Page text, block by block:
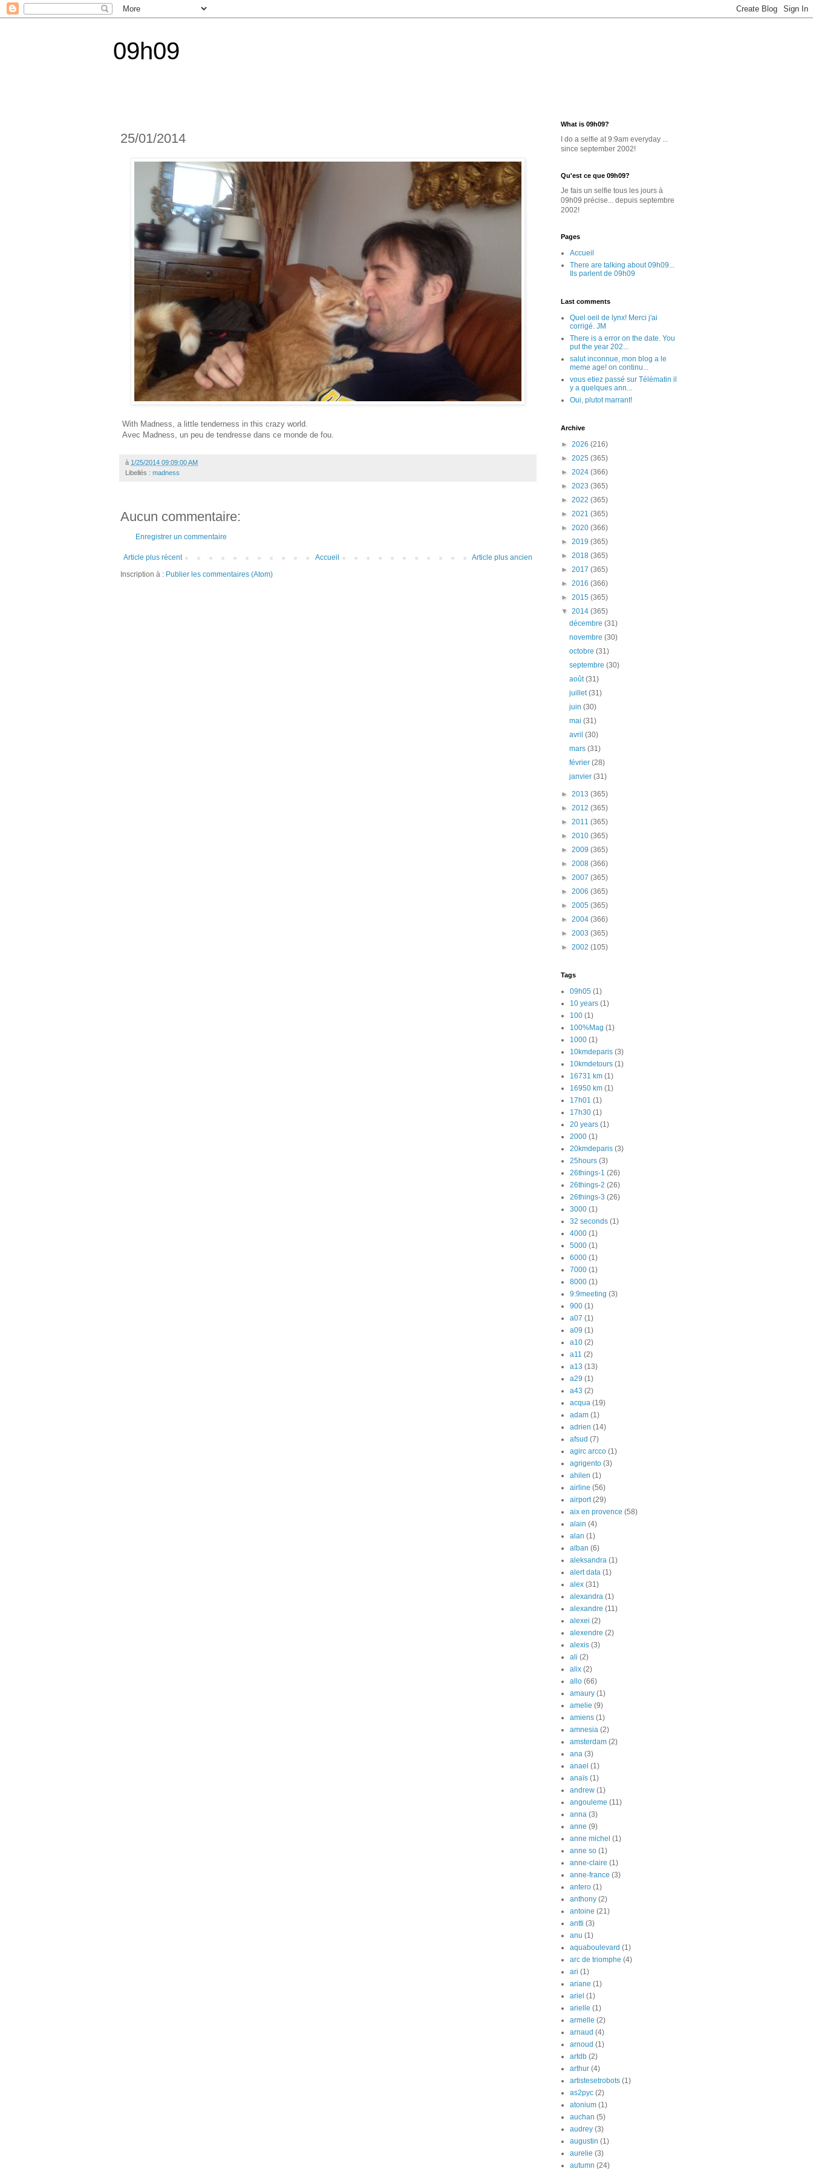
09h09
25/01/2014
With Madness, a little tenderness in this crazy world.
Avec Madness, un peu de tendresse dans ce monde de fou.
à 1/25/2014 09:09:00 AM
Libellés : madness
Aucun commentaire:
Enregistrer un commentaire
Article plus récent Article plus ancien
Accueil
Inscription à : Publier les commentaires (Atom)
What is 09h09?
I do a selfie at 9:9am everyday ...
since september 2002!
Qu'est ce que 09h09?
Je fais un selfie tous les jours à
09h09 précise... depuis septembre
2002!
Pages
Accueil
There are talking about 09h09...
Ils parlent de 09h09
Last comments
Quel oeil de lynx! Merci j'ai
corrigé. JM
There is a error on the date. You
put the year 202...
salut inconnue, mon blog a le
meme age! on continu...
vous etiez passé sur Télématin il
y a quelques ann...
Oui, plutot marrant!
Archive
► 2026 (216)
► 2025 (365)
► 2024 (366)
► 2023 (365)
► 2022 (365)
► 2021 (365)
► 2020 (366)
► 2019 (365)
► 2018 (365)
► 2017 (365)
► 2016 (366)
► 2015 (365)
▼ 2014 (365)
décembre(31)
novembre(30)
octobre(31)
septembre(30)
août(31)
juillet(31)
juin(30)
mai(31)
avril(30)
mars(31)
février(28)
janvier(31)
► 2013 (365)
► 2012 (365)
► 2011 (365)
► 2010 (365)
► 2009 (365)
► 2008 (366)
► 2007 (365)
► 2006 (365)
► 2005 (365)
► 2004 (366)
► 2003 (365)
► 2002 (105)
Tags
09h05 (1)
10 years (1)
100 (1)
100%Mag (1)
1000 (1)
10kmdeparis (3)
10kmdetours (1)
16731 km (1)
16950 km (1)
17h01 (1)
17h30 (1)
20 years (1)
2000 (1)
20kmdeparis (3)
25hours (3)
26things-1 (26)
26things-2 (26)
26things-3 (26)
3000 (1)
32 seconds (1)
4000 (1)
5000 (1)
6000 (1)
7000 (1)
8000 (1)
9:9meeting (3)
900 (1)
a07 (1)
a09 (1)
a10 (2)
a11 (2)
a13 (13)
a29 (1)
a43 (2)
acqua (19)
adam (1)
adrien (14)
afsud (7)
agirc arcco (1)
agrigento (3)
ahilen (1)
airline (56)
airport (29)
aix en provence (58)
alain (4)
alan (1)
alban (6)
aleksandra (1)
alert data (1)
alex (31)
alexandra (1)
alexandre (11)
alexei (2)
alexendre (2)
alexis (3)
ali (2)
alix (2)
allo (66)
amaury (1)
amelie (9)
amiens (1)
amnesia (2)
amsterdam (2)
ana (3)
anael (1)
anaïs (1)
andrew (1)
angouleme (11)
anna (3)
anne (9)
anne michel (1)
anne so (1)
anne-claire (1)
anne-france (3)
antero (1)
anthony (2)
antoine (21)
antti (3)
anu (1)
aquaboulevard (1)
arc de triomphe (4)
ari (1)
ariane (1)
ariel (1)
arielle (1)
armelle (2)
arnaud (4)
arnoud (1)
artdb (2)
arthur (4)
artistesetrobots (1)
as2pyc (2)
atonium (1)
auchan (5)
audrey (3)
augustin (1)
aurelie (3)
autumn (24)